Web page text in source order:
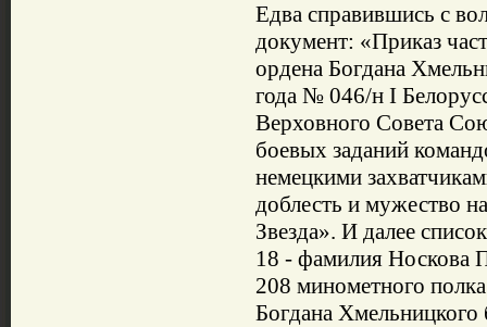
Едва справившись с
документ: «Приказ
ордена Богдана
года № 046/н I
Верховного Совета
боевых заданий
немецкими
доблесть и мужество
Звезда». И далее
18 - фамилия Носкова
208 минометного
Богдана